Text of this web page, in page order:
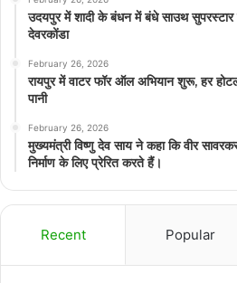
उदयपुर में शादी के बंधन में बंधे साउथ सुपरस्टार
देवरकोंडा
February 26, 2026
रायपुर में वाटर फॉर ऑल अभियान शुरू, हर
पानी
February 26, 2026
मुख्यमंत्री विष्णु देव साय ने कहा कि वीर
निर्माण के लिए प्रेरित करते हैं।
Recent Popular